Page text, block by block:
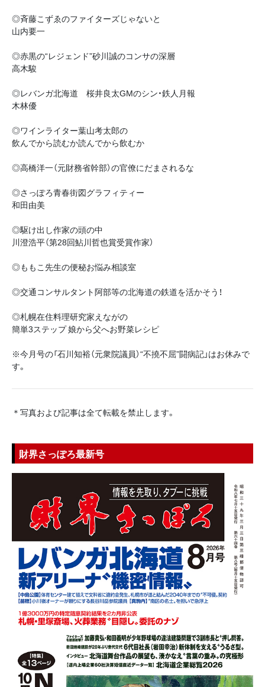
◎斉藤こずゑのファイターズじゃないと
山内要一
◎赤黒の“レジェンド”砂川誠のコンサの深層
高木駿
◎レバンガ北海道 桜井良太GMのシン・鉄人月報
木林優
◎ワインライター葉山考太郎の
飲んでから読むか読んでから飲むか
◎高橋洋一（元財務省幹部）の官僚にだまされるな
◎さっぽろ青春街図グラフィティー
和田由美
◎駆け出し作家の頭の中
川澄浩平（第28回鮎川哲也賞受賞作家）
◎ももこ先生の便秘お悩み相談室
◎交通コンサルタント阿部等の北海道の鉄道を活かそう！
◎札幌在住料理研究家えながの
簡単3ステップ 娘から父へお野菜レシピ
※今月号の「石川知裕（元衆院議員）“不撓不屈”闘病記」はお休みで
す。
＊写真および記事は全て転載を禁止します。
財界さっぽろ最新号